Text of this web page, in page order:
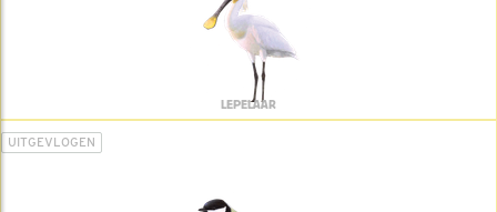
LEPELAAR
UITGEVLOGEN